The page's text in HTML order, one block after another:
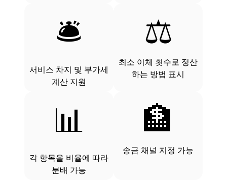
🛎
서비스 차지 및 부가세
계산 지원
⚖️
최소 이체 횟수로 정산
하는 방법 표시
📊
각 항목을 비율에 따라
분배 가능
🏦
송금 채널 지정 가능